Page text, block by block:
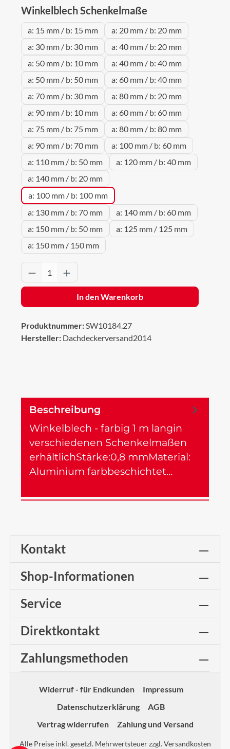
Winkelblech Schenkelmaße
a: 15 mm / b: 15 mm
a: 20 mm / b: 20 mm
a: 30 mm / b: 30 mm
a: 40 mm / b: 20 mm
a: 50 mm / b: 10 mm
a: 40 mm / b: 40 mm
a: 50 mm / b: 50 mm
a: 60 mm / b: 40 mm
a: 70 mm / b: 30 mm
a: 80 mm / b: 20 mm
a: 90 mm / b: 10 mm
a: 60 mm / b: 60 mm
a: 75 mm / b: 75 mm
a: 80 mm / b: 80 mm
a: 90 mm / b: 70 mm
a: 100 mm / b: 60 mm
a: 110 mm / b: 50 mm
a: 120 mm / b: 40 mm
a: 140 mm / b: 20 mm
a: 100 mm / b: 100 mm
a: 130 mm / b: 70 mm
a: 140 mm / b: 60 mm
a: 150 mm / b: 50 mm
a: 125 mm / 125 mm
a: 150 mm / 150 mm
Produkt Anzahl: Gib den gewünschten
In den Warenkorb
Produktnummer:SW10184.27
Hersteller: Dachdeckerversand2014
Beschreibung
Winkelblech - farbig 1 m langin
verschiedenen Schenkelmaßen
erhältlichStärke:0,8 mmMaterial:
Aluminium farbbeschichtet…
Kontakt
Shop-Informationen
Service
Direktkontakt
Zahlungsmethoden
Widerruf - für Endkunden
Impressum
Datenschutzerklärung
AGB
Vertrag widerrufen
Zahlung und Versand
Alle Preise inkl. gesetzl. Mehrwertsteuer zzgl.Versandkosten